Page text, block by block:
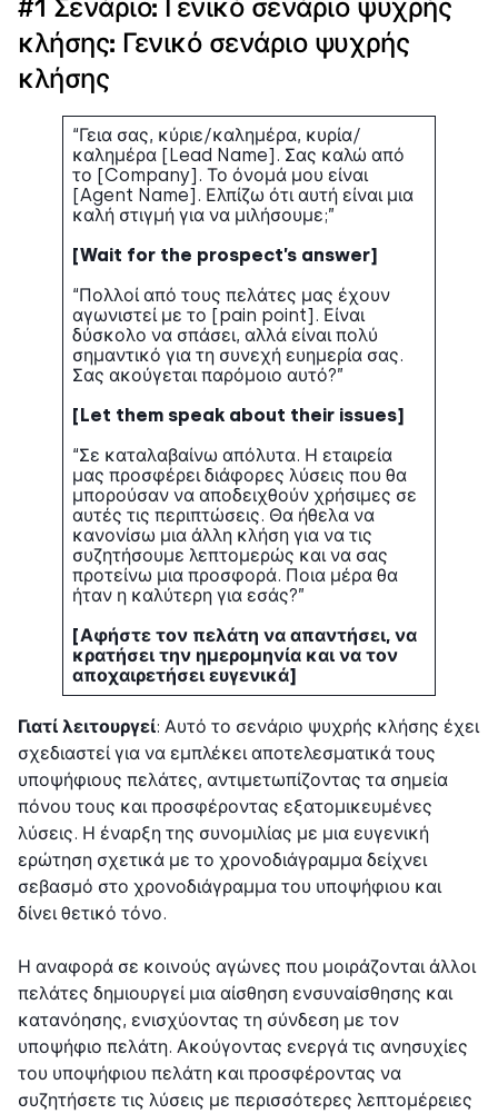
#1 Σενάριο: Γενικό σενάριο ψυχρής
κλήσης: Γενικό σενάριο ψυχρής
κλήσης
“Γεια σας, κύριε/καλημέρα, κυρία/
καλημέρα [Lead Name]. Σας καλώ από
το [Company]. Το όνομά μου είναι
[Agent Name]. Ελπίζω ότι αυτή είναι μια
καλή στιγμή για να μιλήσουμε;”
[Wait for the prospect’s answer]
“Πολλοί από τους πελάτες μας έχουν
αγωνιστεί με το [pain point]. Είναι
δύσκολο να σπάσει, αλλά είναι πολύ
σημαντικό για τη συνεχή ευημερία σας.
Σας ακούγεται παρόμοιο αυτό?”
[Let them speak about their issues]
“Σε καταλαβαίνω απόλυτα. Η εταιρεία
μας προσφέρει διάφορες λύσεις που θα
μπορούσαν να αποδειχθούν χρήσιμες σε
αυτές τις περιπτώσεις. Θα ήθελα να
κανονίσω μια άλλη κλήση για να τις
συζητήσουμε λεπτομερώς και να σας
προτείνω μια προσφορά. Ποια μέρα θα
ήταν η καλύτερη για εσάς?”
[Αφήστε τον πελάτη να απαντήσει, να
κρατήσει την ημερομηνία και να τον
αποχαιρετήσει ευγενικά]
Γιατί λειτουργεί: Αυτό το σενάριο ψυχρής κλήσης έχει
σχεδιαστεί για να εμπλέκει αποτελεσματικά τους
υποψήφιους πελάτες, αντιμετωπίζοντας τα σημεία
πόνου τους και προσφέροντας εξατομικευμένες
λύσεις. Η έναρξη της συνομιλίας με μια ευγενική
ερώτηση σχετικά με το χρονοδιάγραμμα δείχνει
σεβασμό στο χρονοδιάγραμμα του υποψήφιου και
δίνει θετικό τόνο.
Η αναφορά σε κοινούς αγώνες που μοιράζονται άλλοι
πελάτες δημιουργεί μια αίσθηση ενσυναίσθησης και
κατανόησης, ενισχύοντας τη σύνδεση με τον
υποψήφιο πελάτη. Ακούγοντας ενεργά τις ανησυχίες
του υποψήφιου πελάτη και προσφέροντας να
συζητήσετε τις λύσεις με περισσότερες λεπτομέρειες